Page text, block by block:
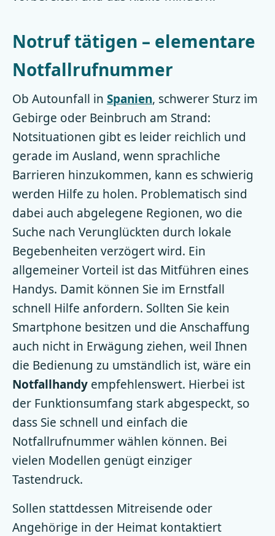
Notruf tätigen – elementare
Notfallrufnummer
Ob Autounfall in Spanien, schwerer Sturz im
Gebirge oder Beinbruch am Strand:
Notsituationen gibt es leider reichlich und
gerade im Ausland, wenn sprachliche
Barrieren hinzukommen, kann es schwierig
werden Hilfe zu holen. Problematisch sind
dabei auch abgelegene Regionen, wo die
Suche nach Verunglückten durch lokale
Begebenheiten verzögert wird. Ein
allgemeiner Vorteil ist das Mitführen eines
Handys. Damit können Sie im Ernstfall
schnell Hilfe anfordern. Sollten Sie kein
Smartphone besitzen und die Anschaffung
auch nicht in Erwägung ziehen, weil Ihnen
die Bedienung zu umständlich ist, wäre ein
Notfallhandy empfehlenswert. Hierbei ist
der Funktionsumfang stark abgespeckt, so
dass Sie schnell und einfach die
Notfallrufnummer wählen können. Bei
vielen Modellen genügt einziger
Tastendruck.
Sollen stattdessen Mitreisende oder
Angehörige in der Heimat kontaktiert